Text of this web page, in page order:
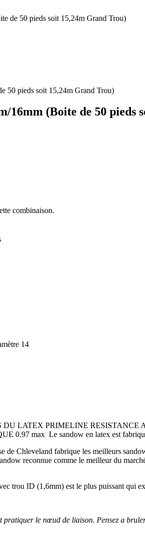
de 50 pieds soit 15,24m Grand Trou)
16mm (Boite de 50 pieds
combinaison.
14
DU LATEX PRIMELINE
0.97 max Le sandow en latex est
Chleveland fabrique les meilleurs
reconnue comme le meilleur du
trou ID (1,6mm) est le plus puissant qui
pratiquer le nœud de liaison. Pensez a